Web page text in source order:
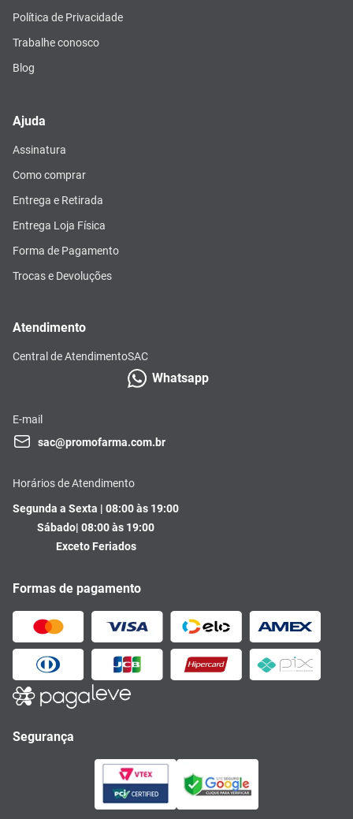
Política de Privacidade
Trabalhe conosco
Blog
Ajuda
Assinatura
Como comprar
Entrega e Retirada
Entrega Loja Física
Forma de Pagamento
Trocas e Devoluções
Atendimento
Central de AtendimentoSAC
Whatsapp
E-mail
sac@promofarma.com.br
Horários de Atendimento
Segunda a Sexta | 08:00 às 19:00
Sábado| 08:00 às 19:00
Exceto Feriados
Formas de pagamento
Segurança